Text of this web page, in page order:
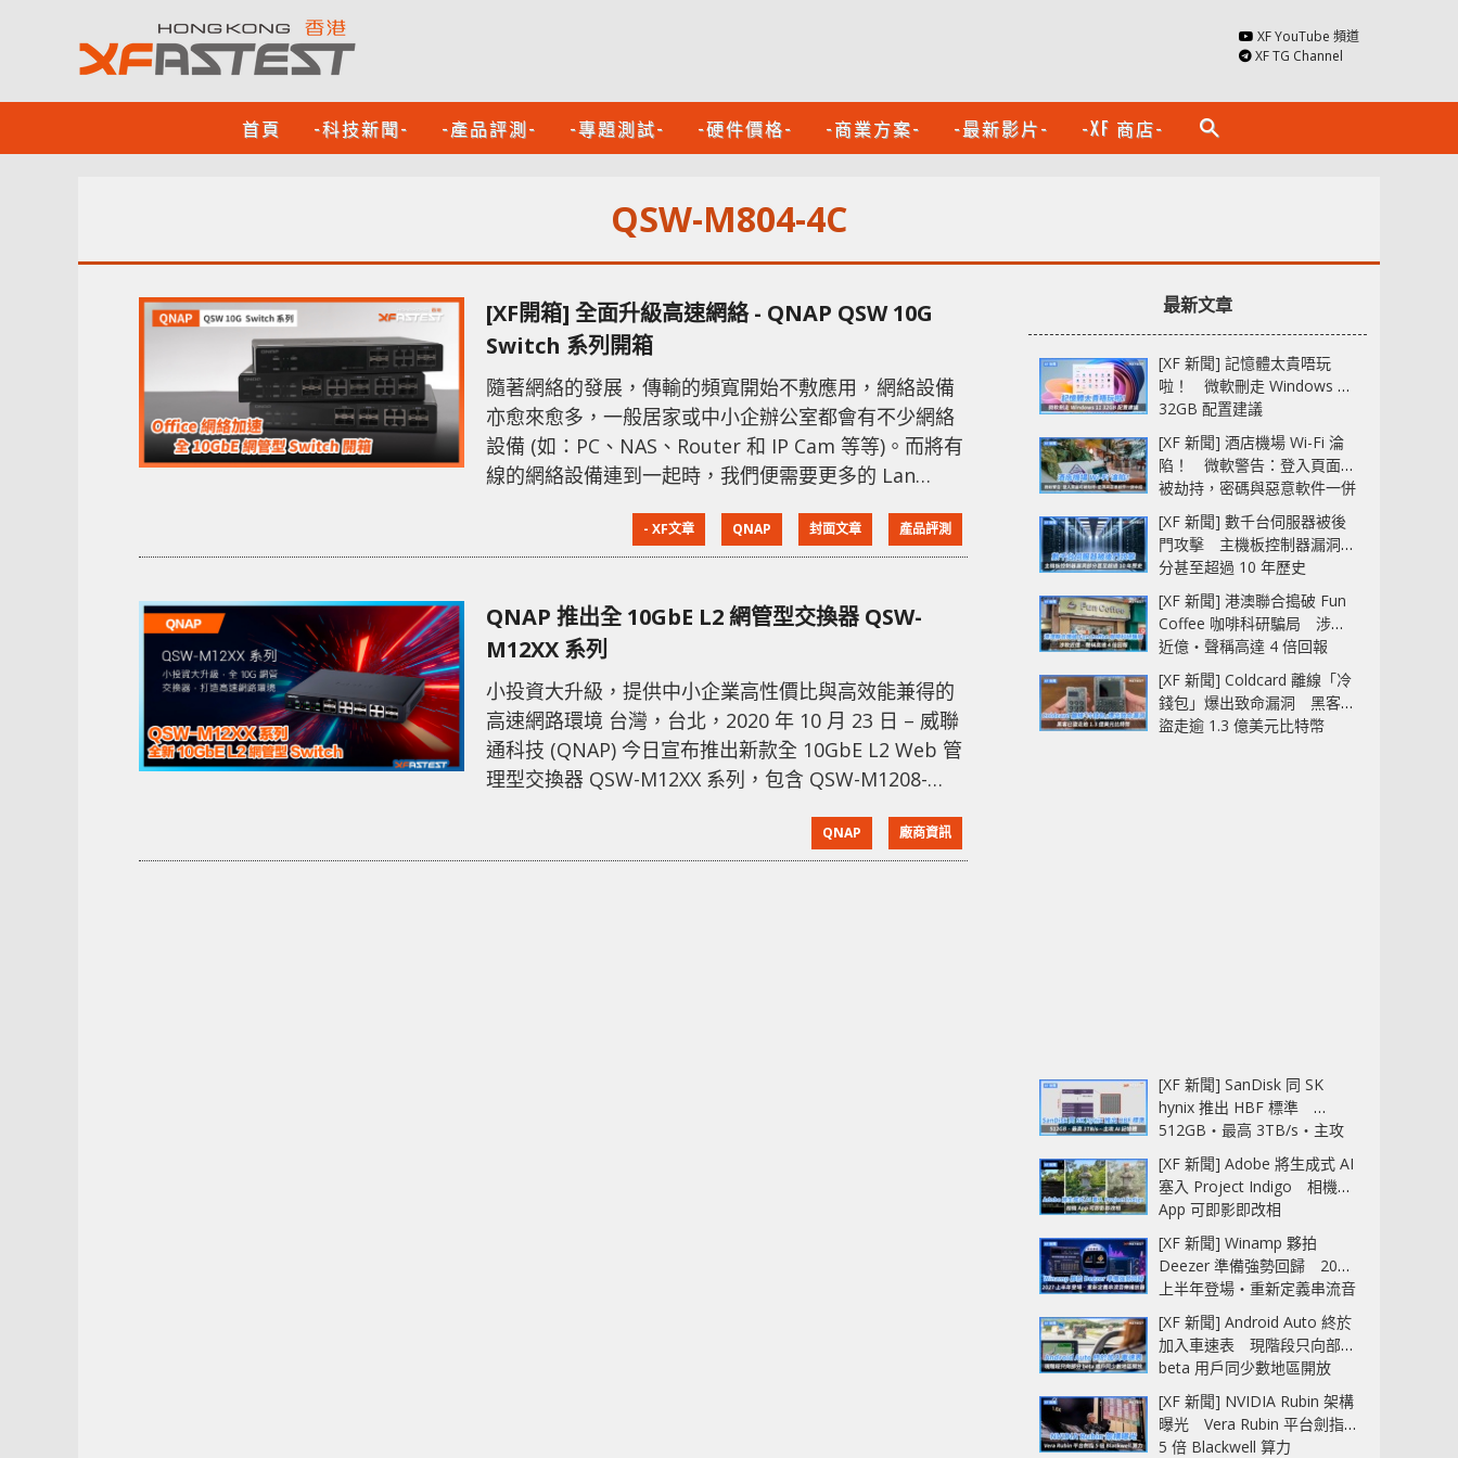
XF YouTube 頻道
XF TG Channel
首頁 -科技新聞- -產品評測- -專題測試- -硬件價格- -商業方案- -最新影片- -XF 商店- search
QSW-M804-4C
[XF開箱] 全面升級高速網絡 - QNAP QSW 10G
Switch 系列開箱
隨著網絡的發展，傳輸的頻寬開始不敷應用，網絡設備
亦愈來愈多，一般居家或中小企辦公室都會有不少網絡
設備 (如：PC、NAS、Router 和 IP Cam 等等)。而將有
線的網絡設備連到一起時，我們便需要更多的 Lan
與 LAN 數量不多，此時便需要 Switch 的幫助。而目前
不少設備支援的頻寬已不再是存在已久的 1GbE 速度，
2.5GbE，高階的型號更會提供 10GbE LA
- XF文章 QNAP 封面文章 產品評測
QNAP 推出全 10GbE L2 網管型交換器 QSW-
M12XX 系列
小投資大升級，提供中小企業高性價比與高效能兼得的
高速網路環境 台灣，台北，2020 年 10 月 23 日 – 威聯
通科技 (QNAP) 今日宣布推出新款全 10GbE L2 Web 管
理型交換器 QSW-M12XX 系列，包含 QSW-M1208-
援實用的第二層 (L2) 網管功能，滿足多元彈性的高速網
路基礎架構需求，還能效率化配置混速網路頻寬並具備
QNAP 廠商資訊
最新文章
[XF 新聞] 記憶體太貴唔玩
啦！ 微軟刪走 Windows 11
32GB 配置建議
[XF 新聞] 酒店機場 Wi-Fi 淪
陷！ 微軟警告：登入頁面可
被劫持，密碼與惡意軟件一併
中招
[XF 新聞] 數千台伺服器被後
門攻擊 主機板控制器漏洞部
分甚至超過 10 年歷史
[XF 新聞] 港澳聯合搗破 Fun
Coffee 咖啡科研騙局 涉款
近億‧聲稱高達 4 倍回報
[XF 新聞] Coldcard 離線「冷
錢包」爆出致命漏洞 黑客已
盜走逾 1.3 億美元比特幣
[XF 新聞] SanDisk 同 SK
hynix 推出 HBF 標準
512GB‧最高 3TB/s‧主攻
AI 記憶體
[XF 新聞] Adobe 將生成式 AI
塞入 Project Indigo 相機
App 可即影即改相
[XF 新聞] Winamp 夥拍
Deezer 準備強勢回歸 2027
上半年登場‧重新定義串流音
樂播放器
[XF 新聞] Android Auto 終於
加入車速表 現階段只向部分
beta 用戶同少數地區開放
[XF 新聞] NVIDIA Rubin 架構
曝光 Vera Rubin 平台劍指
5 倍 Blackwell 算力